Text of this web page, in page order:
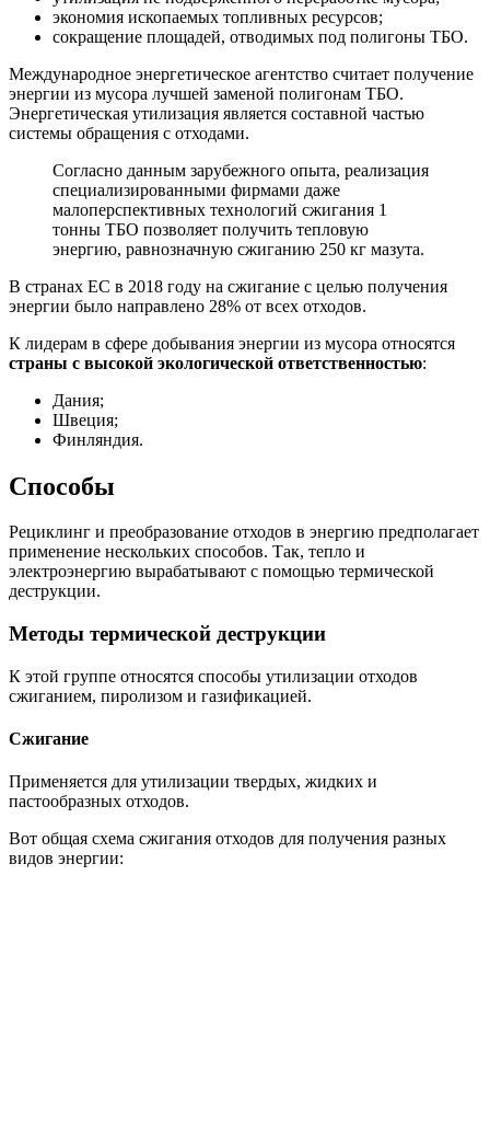
экономия ископаемых топливных ресурсов;
сокращение площадей, отводимых под полигоны ТБО.
Международное энергетическое агентство считает получение
энергии из мусора лучшей заменой полигонам ТБО.
Энергетическая утилизация является составной частью
системы обращения с отходами.
Согласно данным зарубежного опыта, реализация
специализированными фирмами даже
малоперспективных технологий сжигания 1
тонны ТБО позволяет получить тепловую
энергию, равнозначную сжиганию 250 кг мазута.
В странах ЕС в 2018 году на сжигание с целью получения
энергии было направлено 28% от всех отходов.
К лидерам в сфере добывания энергии из мусора относятся
страны с высокой экологической ответственностью:
Дания;
Швеция;
Финляндия.
Способы
Рециклинг и преобразование отходов в энергию предполагает
применение нескольких способов. Так, тепло и
электроэнергию вырабатывают с помощью термической
деструкции.
Методы термической деструкции
К этой группе относятся способы утилизации отходов
сжиганием, пиролизом и газификацией.
Сжигание
Применяется для утилизации твердых, жидких и
пастообразных отходов.
Вот общая схема сжигания отходов для получения разных
видов энергии: